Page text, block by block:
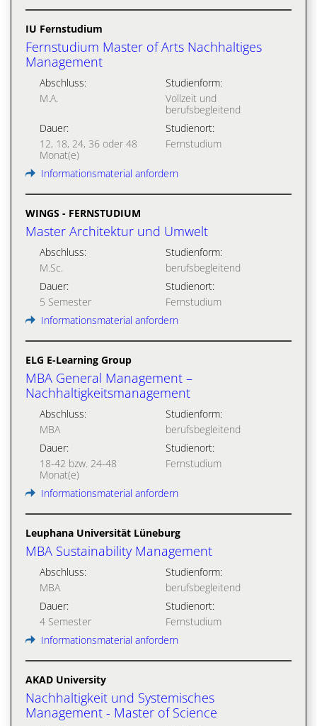
IU Fernstudium
Fernstudium Master of Arts Nachhaltiges
Management
Abschluss:
M.A.
Studienform:
Vollzeit und
berufsbegleitend
Dauer:
12, 18, 24, 36 oder 48
Monat(e)
Studienort:
Fernstudium
Informationsmaterial anfordern
WINGS - FERNSTUDIUM
Master Architektur und Umwelt
Abschluss:
M.Sc.
Studienform:
berufsbegleitend
Dauer:
5 Semester
Studienort:
Fernstudium
Informationsmaterial anfordern
ELG E-Learning Group
MBA General Management –
Nachhaltigkeitsmanagement
Abschluss:
MBA
Studienform:
berufsbegleitend
Dauer:
18-42 bzw. 24-48
Monat(e)
Studienort:
Fernstudium
Informationsmaterial anfordern
Leuphana Universität Lüneburg
MBA Sustainability Management
Abschluss:
MBA
Studienform:
berufsbegleitend
Dauer:
4 Semester
Studienort:
Fernstudium
Informationsmaterial anfordern
AKAD University
Nachhaltigkeit und Systemisches
Management - Master of Science